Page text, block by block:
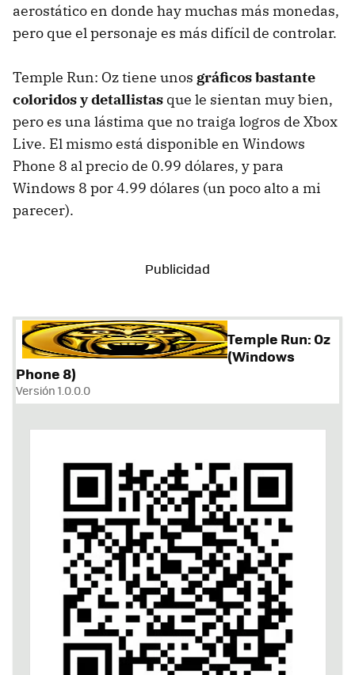
aerostático en donde hay muchas más monedas,
pero que el personaje es más difícil de controlar.
Temple Run: Oz tiene unos gráficos bastante
coloridos y detallistas que le sientan muy bien,
pero es una lástima que no traiga logros de Xbox
Live. El mismo está disponible en Windows
Phone 8 al precio de 0.99 dólares, y para
Windows 8 por 4.99 dólares (un poco alto a mi
parecer).
Temple Run: Oz
(Windows
Phone 8)
Versión 1.0.0.0